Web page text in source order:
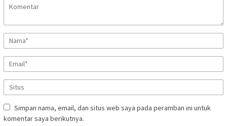
Simpan nama, email, dan situs web saya pada peramban ini untuk
komentar saya berikutnya.